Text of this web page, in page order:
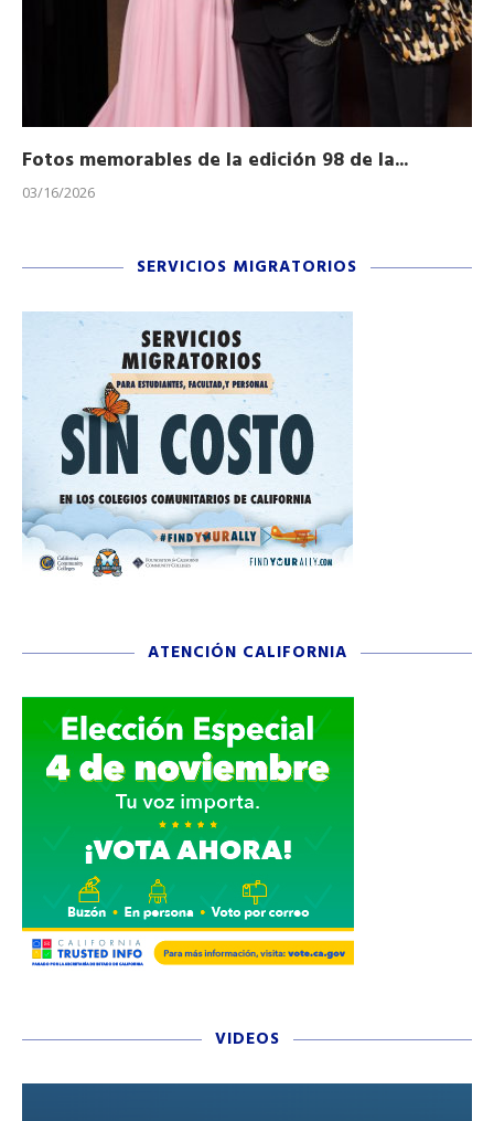
Fotos memorables de la edición 98 de la...
03/16/2026
SERVICIOS MIGRATORIOS
ATENCIÓN CALIFORNIA
VIDEOS